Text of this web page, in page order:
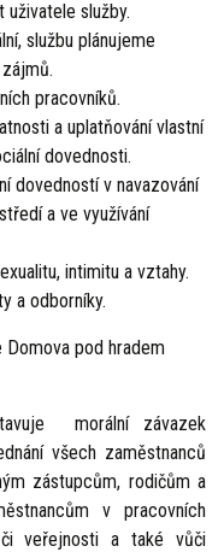
služby.
službu plánujeme
pracovníků.
a uplatňování vlastní
dovednosti.
dovedností v navazování
a ve využívání
intimitu a vztahy.
a odborníky.
pod hradem
morální závazek
všech zaměstnanců
zástupcům, rodičům a
v pracovních
veřejnosti a také vůči